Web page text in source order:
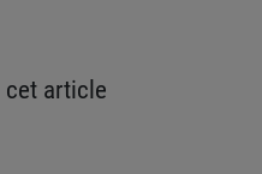
cet article